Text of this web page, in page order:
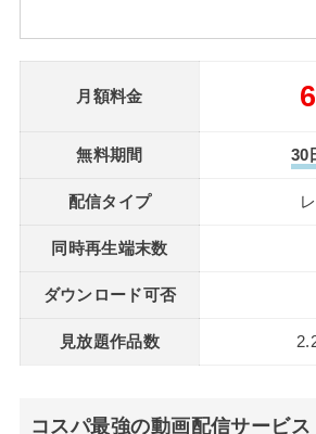
月額料金
無料期間 30
配信タイプ
同時再生端末数
ダウンロード可否
見放題作品数
コスパ最強の動画配信サービ